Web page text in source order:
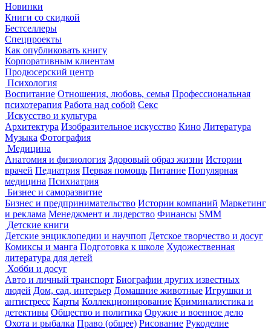
Новинки
Книги со скидкой
Бестселлеры
Спецпроекты
Как опубликовать книгу
Корпоративным клиентам
Продюсерский центр
Психология
Воспитание Отношения, любовь, семья Профессиональная
психотерапия Работа над собой Секс
Искусство и культура
Архитектура Изобразительное искусство Кино Литература
Музыка Фотография
Медицина
Анатомия и физиология Здоровый образ жизни Истории
врачей Педиатрия Первая помощь Питание Популярная
медицина Психиатрия
Бизнес и саморазвитие
Бизнес и предпринимательство Истории компаний Маркетинг
и реклама Менеджмент и лидерство Финансы SMM
Детские книги
Детские энциклопедии и научпоп Детское творчество и досуг
Комиксы и манга Подготовка к школе Художественная
литература для детей
Хобби и досуг
Авто и личный транспорт Биографии других известных
людей Дом, сад, интерьер Домашние животные Игрушки и
антистресс Карты Коллекционирование Криминалистика и
детективы Общество и политика Оружие и военное дело
Охота и рыбалка Право (общее) Рисование Рукоделие